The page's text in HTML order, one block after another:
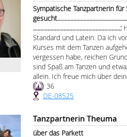
Sympatische Tanzpartnerin
............................................................:
Standard und Latein. Da ich
Kurses mit dem Tanzen
vergessen habe, reichen
sind Spaß am Tanzen und
allein. Ich freue mich über
36
DE-08525
Tanzpartnerin Theuma
über das Parkett